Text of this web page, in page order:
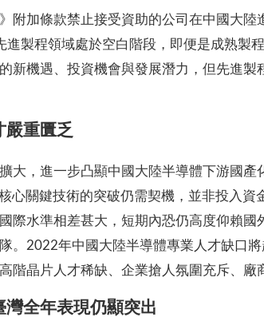
附加條款禁止接受資助的公司在中國大
製程領域處於空白階段，即便是成熟製
機遇、投資機會與發展潛力，但先進製
嚴重匱乏
大，進一步凸顯中國大陸半導體下游國
心關鍵技術的突破仍需契機，並非投入
際水準相差甚大，短期內恐仍高度仰賴
。2022年中國大陸半導體專業人才缺口
晶片人才稀缺、企業搶人氛圍充斥、廠
灣全年表現仍顯突出